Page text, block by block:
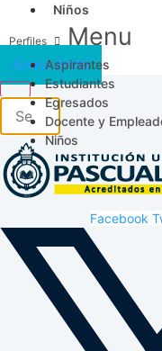
Niños
Menu
Aspirantes
Estudiantes
Egresados
Docente y
Niños
Acceso SICAU
Facebook